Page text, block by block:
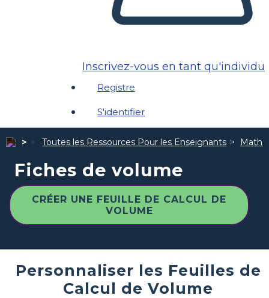
Inscrivez-vous en tant qu'individu
Registre
S'identifier
Toutes les Ressources Pour les Enseignants
Fiches de volume
CRÉER UNE FEUILLE DE CALCUL DE
VOLUME
Personnaliser les Feuilles de
Calcul de Volume